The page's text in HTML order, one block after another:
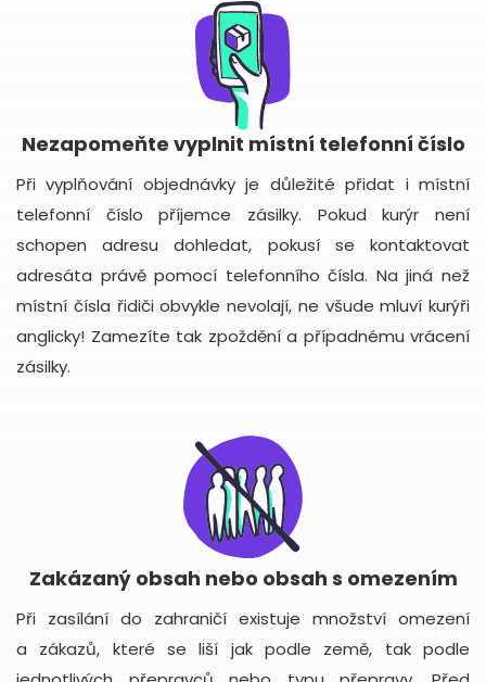
Nezapomeňte vyplnit místní telefonní číslo
Při vyplňování objednávky je důležité přidat i místní
telefonní číslo příjemce zásilky. Pokud kurýr není
schopen adresu dohledat, pokusí se kontaktovat
adresáta právě pomocí telefonního čísla. Na jiná než
místní čísla řidiči obvykle nevolají, ne všude mluví kurýři
anglicky! Zamezíte tak zpoždění a případnému vrácení
zásilky.
Zakázaný obsah nebo obsah s omezením
Při zasílání do zahraničí existuje množství omezení
a zákazů, které se liší jak podle země, tak podle